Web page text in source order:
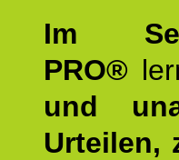
Im
PRO®
und
Urteilen,